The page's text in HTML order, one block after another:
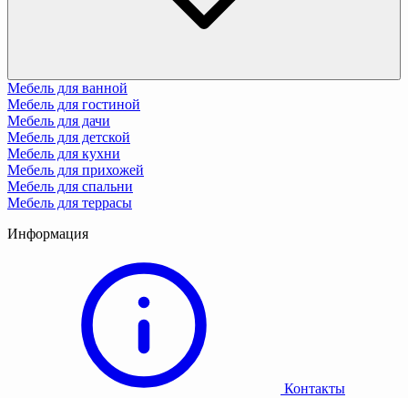
Мебель для ванной
Мебель для гостиной
Мебель для дачи
Мебель для детской
Мебель для кухни
Мебель для прихожей
Мебель для спальни
Мебель для террасы
Информация
Контакты